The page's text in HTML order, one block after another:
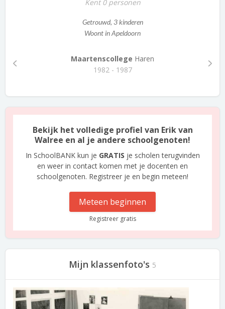
Kent 0 personen
Getrouwd, 3 kinderen
Woont in Apeldoorn
Maartenscollege Haren
1982 - 1987
Bekijk het volledige profiel van Erik van
Walree en al je andere schoolgenoten!
In SchoolBANK kun je GRATIS je scholen terugvinden
en weer in contact komen met je docenten en
schoolgenoten. Registreer je en begin meteen!
Meteen beginnen
Registreer gratis
Mijn klassenfoto's 5